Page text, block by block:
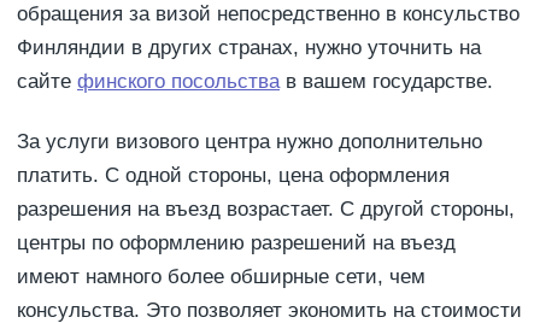
обращения за визой непосредственно в консульство
Финляндии в других странах, нужно уточнить на
сайте финского посольства в вашем государстве.
За услуги визового центра нужно дополнительно
платить. С одной стороны, цена оформления
разрешения на въезд возрастает. С другой стороны,
центры по оформлению разрешений на въезд
имеют намного более обширные сети, чем
консульства. Это позволяет экономить на стоимости